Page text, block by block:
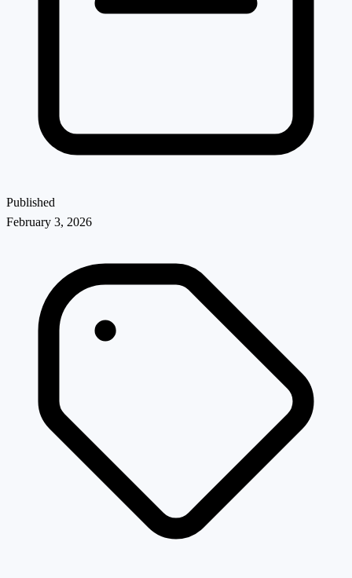
Published
February 3, 2026